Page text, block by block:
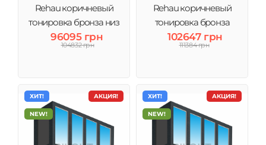
Rehau коричневый
тонировка бронза низ
стекло
96095 грн
104832 грн
Rehau коричневый
тонировка бронза
полностью стекло
102647 грн
111384 грн
АКЦИЯ!
ХИТ!
NEW!
АКЦИЯ!
ХИТ!
NEW!